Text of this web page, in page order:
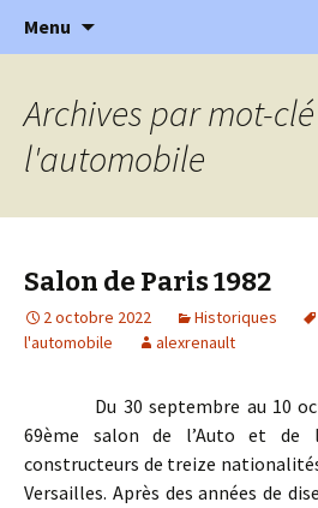
l'Automobile
l'automobile ancienne :
…
Menu
Archives par mot-
l'automobile
Salon de Paris 1982
2 octobre 2022 Historiques
l'automobile
alexrenault
Du 30 septembre au 10
69ème salon de l’Auto et de
constructeurs de treize
Versailles. Après des années de